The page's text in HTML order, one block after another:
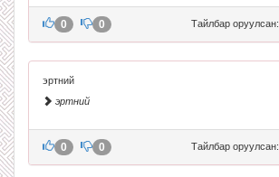
Тайлбар оруулсан:
0 0
эртний
эртний
Тайлбар оруулсан:
0 0